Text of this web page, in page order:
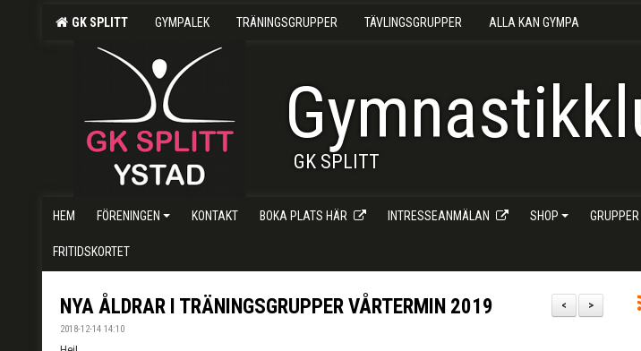
GK SPLITT GYMPALEK TRÄNINGSGRUPPER TÄVLINGSGRUPPER ALLA KAN GYMPA
GK SPLITT
HEM FÖRENINGEN KONTAKT BOKA PLATS HÄR INTRESSEANMÄLAN SHOP
FRITIDSKORTET
>
<
NYA ÅLDRAR I TRÄNINGSGRUPPER VÅRTERMIN 2019
2018-12-14 14:10